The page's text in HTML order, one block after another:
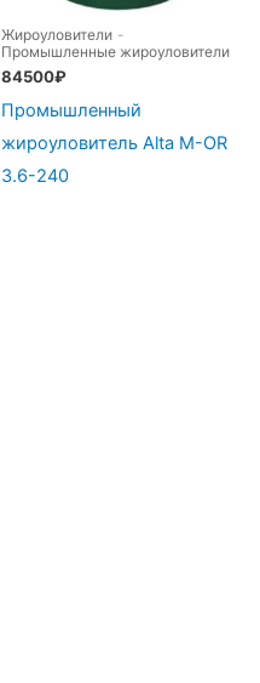
Жироуловители -
Промышленные жироуловители
84500₽
Промышленный
жироуловитель Alta M-OR
3.6-240